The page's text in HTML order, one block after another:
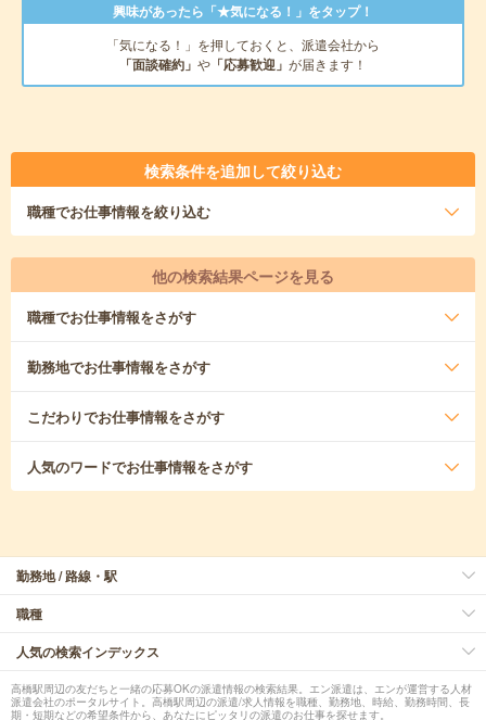
興味があったら「★気になる！」をタップ！
「気になる！」を押しておくと、派遣会社から
「面談確約」 や 「応募歓迎」 が届きます！
検索条件を追加して絞り込む
職種でお仕事情報を絞り込む
他の検索結果ページを見る
職種でお仕事情報をさがす
勤務地でお仕事情報をさがす
こだわりでお仕事情報をさがす
人気のワードでお仕事情報をさがす
勤務地 / 路線・駅
職種
人気の検索インデックス
高橋駅周辺の友だちと一緒の応募OKの派遣情報の検索結果。エン派遣は、エンが運営する人材
派遣会社のポータルサイト。高橋駅周辺の派遣/求人情報を職種、勤務地、時給、勤務時間、長
期・短期などの希望条件から、あなたにピッタリの派遣のお仕事を探せます。